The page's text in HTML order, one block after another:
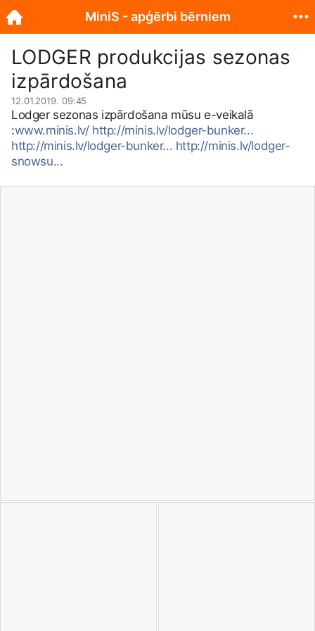
LODGER produkcijas sezonas
izpārdošana
12.01.2019. 09:45
Lodger sezonas izpārdošana mūsu e-veikalā
:www.minis.lv/ http://minis.lv/lodger-bunker...
http://minis.lv/lodger-bunker... http://minis.lv/lodger-
snowsu...
MiniS - apģērbi bērniem